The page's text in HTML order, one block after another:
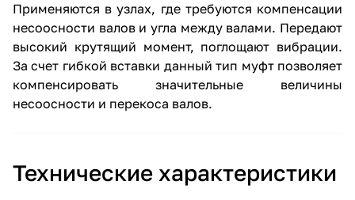
Применяются в узлах, где требуются компенсации
несоосности валов и угла между валами. Передают
высокий крутящий момент, поглощают вибрации.
За счет гибкой вставки данный тип муфт позволяет
компенсировать значительные величины
несоосности и перекоса валов.
Технические характеристики